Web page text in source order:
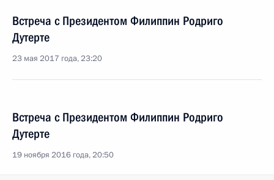
Встреча с Президентом Филиппин Родриго
Дутерте
23 мая 2017 года, 23:20
Встреча с Президентом Филиппин Родриго
Дутерте
19 ноября 2016 года, 20:50